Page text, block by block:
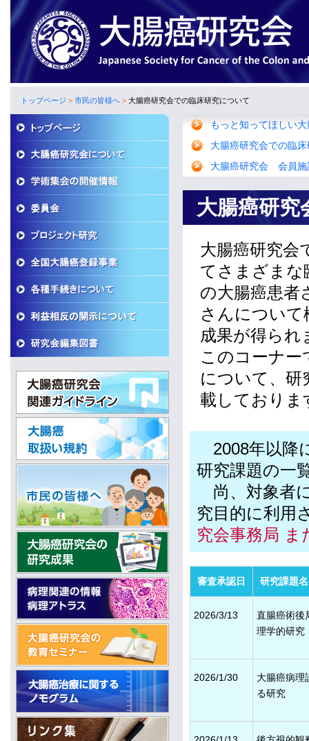
トップページ > 市民の皆様へ > 大腸癌研究会での臨床研究について
もっと知ってほしい
大腸癌研究会での臨
大腸癌研究会 会員施
大腸癌研究
大腸癌研究会
てさまざまな
の大腸癌患者
さんについ
成果が得られ
このコーナー
について、研
載しておりま
2008年以降
研究課題の一
尚、対象者
究目的に利用
究会事務局 ま
審査承認日 研究課題名
2026/3/13
直腸癌術後
理学的研究
2026/1/30
大腸癌病理
る研究